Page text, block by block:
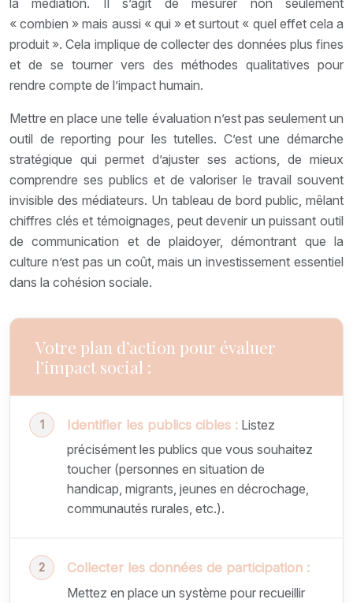
« combien » mais aussi « qui » et surtout « quel effet cela a
produit ». Cela implique de collecter des données plus fines
et de se tourner vers des méthodes qualitatives pour
rendre compte de l’impact humain.
Mettre en place une telle évaluation n’est pas seulement un
outil de reporting pour les tutelles. C’est une démarche
stratégique qui permet d’ajuster ses actions, de mieux
comprendre ses publics et de valoriser le travail souvent
invisible des médiateurs. Un tableau de bord public, mêlant
chiffres clés et témoignages, peut devenir un puissant outil
de communication et de plaidoyer, démontrant que la
culture n’est pas un coût, mais un investissement essentiel
dans la cohésion sociale.
Votre plan d’action pour évaluer
l’impact social :
Identifier les publics cibles : Listez
précisément les publics que vous souhaitez
toucher (personnes en situation de
handicap, migrants, jeunes en décrochage,
communautés rurales, etc.).
Collecter les données de participation :
Mettez en place un système pour recueillir